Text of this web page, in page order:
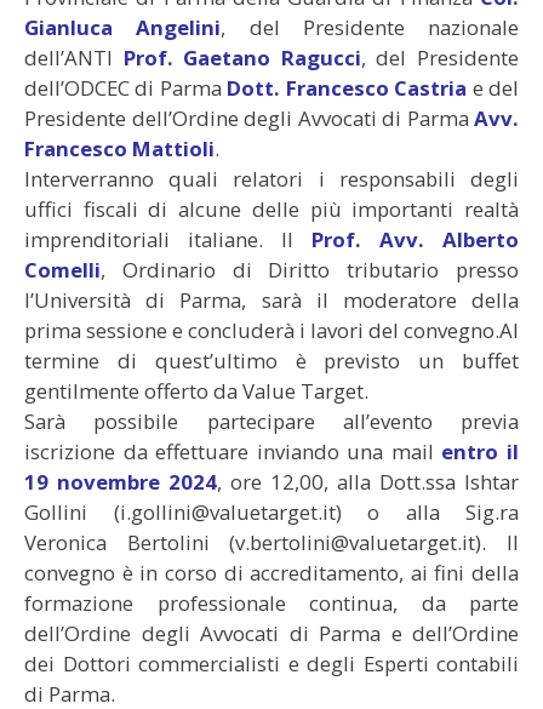
Gianluca Angelini, del Presidente nazionale
dell’ANTI Prof. Gaetano Ragucci, del Presidente
dell’ODCEC di Parma Dott. Francesco Castria e del
Presidente dell’Ordine degli Avvocati di Parma Avv.
Francesco Mattioli.
Interverranno quali relatori i responsabili degli
uffici fiscali di alcune delle più importanti realtà
imprenditoriali italiane. Il Prof. Avv. Alberto
Comelli, Ordinario di Diritto tributario presso
l’Università di Parma, sarà il moderatore della
prima sessione e concluderà i lavori del convegno.Al
termine di quest’ultimo è previsto un buffet
gentilmente offerto da Value Target.
Sarà possibile partecipare all’evento previa
iscrizione da effettuare inviando una mail entro il
19 novembre 2024, ore 12,00, alla Dott.ssa Ishtar
Gollini (i.gollini@valuetarget.it) o alla Sig.ra
Veronica Bertolini (v.bertolini@valuetarget.it). Il
convegno è in corso di accreditamento, ai fini della
formazione professionale continua, da parte
dell’Ordine degli Avvocati di Parma e dell’Ordine
dei Dottori commercialisti e degli Esperti contabili
di Parma.